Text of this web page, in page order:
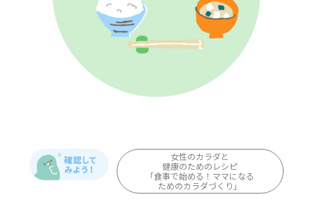
女性のカラダと
健康のためのレシピ
「食事で始める！ママになる
ためのカラダづくり」